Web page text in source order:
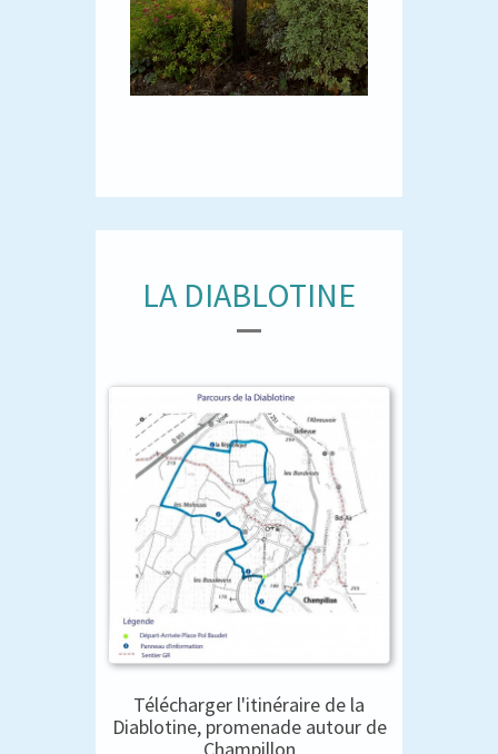
LA DIABLOTINE
Télécharger l'itinéraire de la
Diablotine, promenade autour de
Champillon